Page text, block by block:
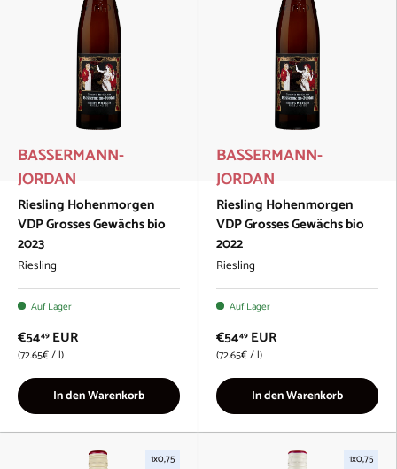
BASSERMANN-
JORDAN
Riesling Hohenmorgen
VDP Grosses Gewächs bio
2023
Riesling
Auf Lager
€5449 EUR
Grundpreis
72.65€/l
In den Warenkorb
BASSERMANN-
JORDAN
Riesling Hohenmorgen
VDP Grosses Gewächs bio
2022
Riesling
Auf Lager
€5449 EUR
Grundpreis
72.65€/l
In den Warenkorb
1x0,75 1x0,75